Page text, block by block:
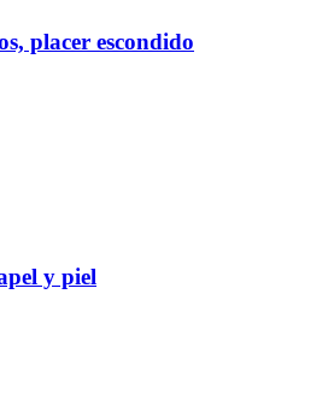
placer escondido
y piel